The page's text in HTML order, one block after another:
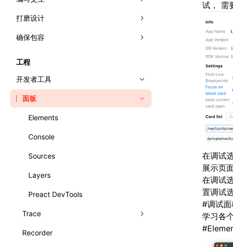
应用样式
理解布局
弹性布局
网格布局
相对布局
响应事件
事件传播
可见性检测
交叉观察器
首帧直出
打磨设计
视效
多主题
文字排版
确保包容
国际化
工程
开发者工具
面板
Elements
Console
Sources
Layers
Preact DevTools
Trace
录制 Trace
Recorder
试， 需
在调试
展示页
在调试
置调试
#调试面
学习各
#